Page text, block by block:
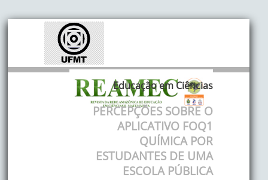
Educação em Ciências
PERCEPÇÕES SOBRE O
APLICATIVO FOQ1
QUÍMICA POR
ESTUDANTES DE UMA
ESCOLA PÚBLICA